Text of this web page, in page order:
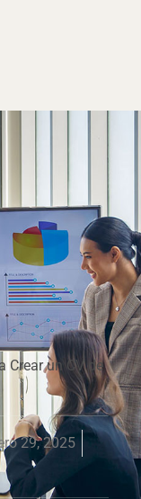
Crear un CV de
29, 2025